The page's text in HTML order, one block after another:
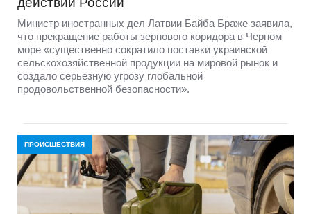
Министр иностранных дел Латвии Байба Браже заявила,
что прекращение работы зернового коридора в Черном
море «существенно сократило поставки украинской
сельскохозяйственной продукции на мировой рынок и
создало серьезную угрозу глобальной
продовольственной безопасности».
ПРОИСШЕСТВИЯ